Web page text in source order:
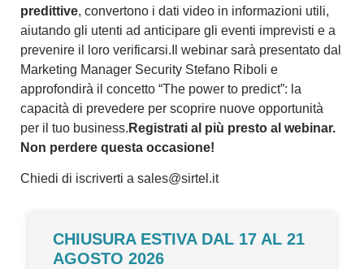
predittive, convertono i dati video in informazioni utili,
aiutando gli utenti ad anticipare gli eventi imprevisti e a
prevenire il loro verificarsi.Il webinar sarà presentato dal
Marketing Manager Security Stefano Riboli e
approfondirà il concetto “The power to predict”: la
capacità di prevedere per scoprire nuove opportunità
per il tuo business. Registrati al più presto al webinar.
Non perdere questa occasione!
Chiedi di iscriverti a sales@sirtel.it
CHIUSURA ESTIVA DAL 17 AL 21
AGOSTO 2026